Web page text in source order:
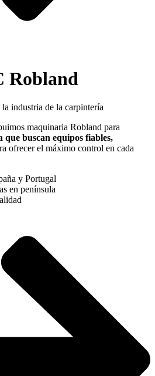
Robland
industria de la carpintería
maquinaria Robland para
que buscan equipos fiables,
ofrecer el máximo control en cada
y Portugal
en península